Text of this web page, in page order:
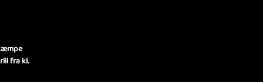
fra kl.